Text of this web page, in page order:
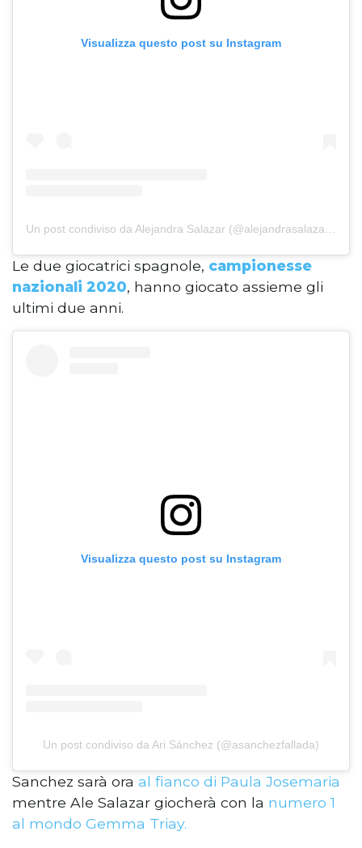
Visualizza questo post su Instagram
Le due giocatrici spagnole, campionesse
nazionali 2020, hanno giocato assieme gli
ultimi due anni.
Visualizza questo post su Instagram
Un post condiviso da Ari Sánchez (@asanchezfallada)
Sanchez sarà ora al fianco di Paula Josemaria
mentre Ale Salazar giocherà con la numero 1
al mondo Gemma Triay.